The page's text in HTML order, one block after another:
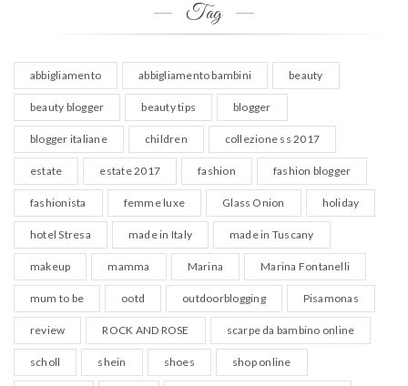
Tag
abbigliamento abbigliamento bambini beauty
beauty blogger beauty tips blogger
blogger italiane children collezione ss 2017
estate estate 2017 fashion fashion blogger
fashionista femme luxe Glass Onion holiday
hotel Stresa made in Italy made in Tuscany
makeup mamma Marina Marina Fontanelli
mum to be ootd outdoorblogging Pisamonas
review ROCK AND ROSE scarpe da bambino online
scholl shein shoes shop online